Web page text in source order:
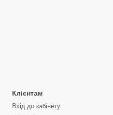
Клієнтам
Вхід до кабінету